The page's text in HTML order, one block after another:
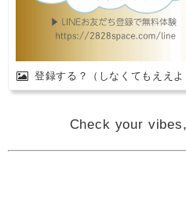
登録する？（しなくてもええよ
Check your